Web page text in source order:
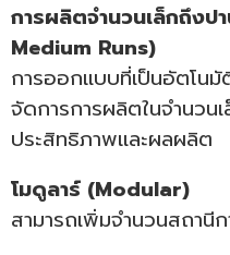
การผลิตจำนวนเล็กถึง
Medium Runs)
การออกแบบที่เป็นอัตโนมั
จัดการการผลิตในจำนว
ประสิทธิภาพและผลผลิต
โมดูลาร์ (Modular)
สามารถเพิ่มจำนวนสถานี